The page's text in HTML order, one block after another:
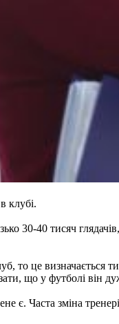
клубі.
30-40 тисяч
то це
що у футболі він
є. Часта зміна